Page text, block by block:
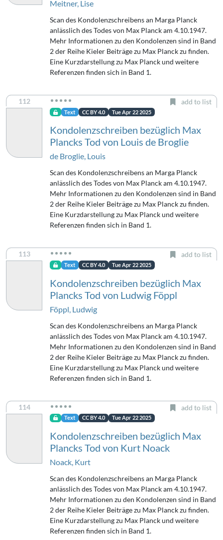
Meitner, Lise
Scan des Kondolenzschreibens an Marga Planck
anlässlich des Todes von Max Planck am 4.10.1947.
Mehr Informationen zu den Kondolenzen sind in Band
2 der Reihe Kieler Beiträge zu Max Planck zu finden.
Eine Kurzdarstellung zu Max Planck und weitere
Referenzen finden sich in Band 1.
112 add to list
Text CC BY 4.0 Tue Apr 22 2025
Kondolenzschreiben bezüglich Max
Plancks Tod von Louis de Broglie
de Broglie, Louis
Scan des Kondolenzschreibens an Marga Planck
anlässlich des Todes von Max Planck am 4.10.1947.
Mehr Informationen zu den Kondolenzen sind in Band
2 der Reihe Kieler Beiträge zu Max Planck zu finden.
Eine Kurzdarstellung zu Max Planck und weitere
Referenzen finden sich in Band 1.
113 add to list
Text CC BY 4.0 Tue Apr 22 2025
Kondolenzschreiben bezüglich Max
Plancks Tod von Ludwig Föppl
Föppl, Ludwig
Scan des Kondolenzschreibens an Marga Planck
anlässlich des Todes von Max Planck am 4.10.1947.
Mehr Informationen zu den Kondolenzen sind in Band
2 der Reihe Kieler Beiträge zu Max Planck zu finden.
Eine Kurzdarstellung zu Max Planck und weitere
Referenzen finden sich in Band 1.
114 add to list
Text CC BY 4.0 Tue Apr 22 2025
Kondolenzschreiben bezüglich Max
Plancks Tod von Kurt Noack
Noack, Kurt
Scan des Kondolenzschreibens an Marga Planck
anlässlich des Todes von Max Planck am 4.10.1947.
Mehr Informationen zu den Kondolenzen sind in Band
2 der Reihe Kieler Beiträge zu Max Planck zu finden.
Eine Kurzdarstellung zu Max Planck und weitere
Referenzen finden sich in Band 1.